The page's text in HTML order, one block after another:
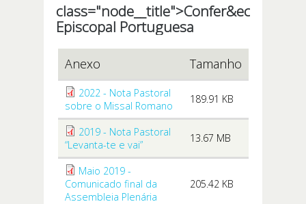
class="node__title">Confer&ecirc;ncia
Episcopal Portuguesa
Anexo Tamanho
2022 - Nota Pastoral
sobre o Missal Romano
189.91 KB
2019 - Nota Pastoral
“Levanta-te e vai”
13.67 MB
Maio 2019 -
Comunicado final da
Assembleia Plenária
205.42 KB